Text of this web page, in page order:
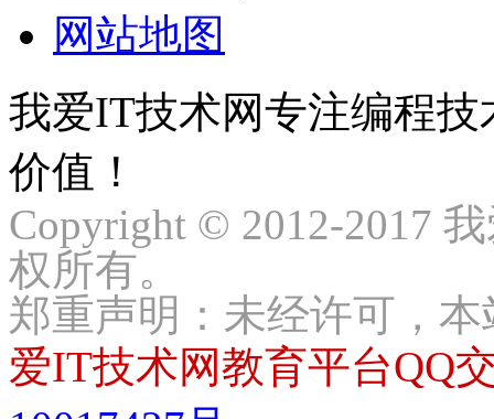
网站地图
我爱IT技术网专注编程
价值！
Copyright © 2012-2017
权所有。
郑重声明：未经许可，
爱IT技术网教育平台QQ